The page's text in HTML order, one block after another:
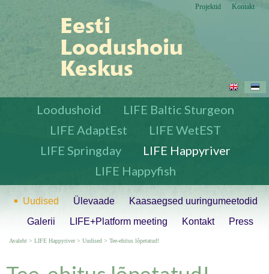
Projektid Kontakt
Loodushoid
LIFE Baltic Sturgeon
LIFE AdaptEst
LIFE WetEST
LIFE Springday
LIFE Happyriver
LIFE Happyfish
Uudised Ülevaade
Kaasaegsed uuringumeetodid
Galerii
LIFE+Platform meeting Kontakt Press
Avaleht > LIFE Happyriver> Uudised > Tee-ehitus lõpetatud!